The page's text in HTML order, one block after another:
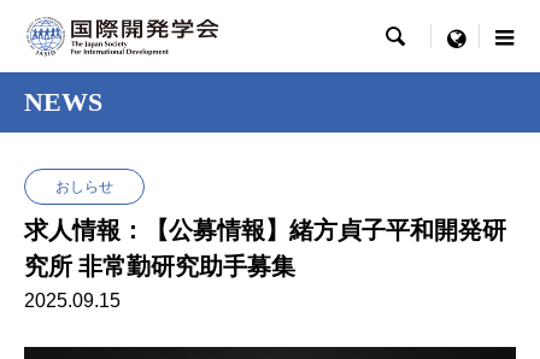
 menu
NEWS
おしらせ
求人情報：【公募情報】緒方貞子平和開発研
究所 非常勤研究助手募集
2025.09.15